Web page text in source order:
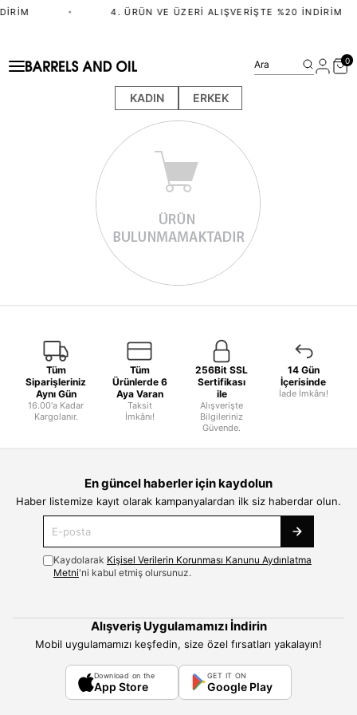
• 4. ÜRÜN VE ÜZERI ALIŞVERIŞTE %20 İNDIRIM
KADIN ERKEK
Ara 0
Tüm
Siparişleriniz
Aynı Gün
16.00'a Kadar
Kargolanır.
Tüm
Ürünlerde 6
Aya Varan
Taksit
İmkânı!
256Bit SSL
Sertifikası
ile
Alışverişte
Bilgileriniz
Güvende.
14 Gün
İçerisinde
İade İmkânı!
En güncel haberler için kaydolun
Haber listemize kayıt olarak kampanyalardan ilk siz haberdar olun.
Kaydolarak Kişisel Verilerin Korunması Kanunu Aydınlatma
Metni'ni kabul etmiş olursunuz.
Alışveriş Uygulamamızı İndirin
Mobil uygulamamızı keşfedin, size özel fırsatları yakalayın!
Download on the
App Store
GET IT ON
Google Play